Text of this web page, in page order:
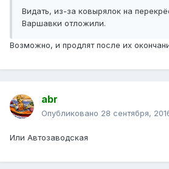
Видать, из-за ковырялок на
Варшавки отложили.
Возможно, и продлят после их
abr
Опубликовано 28 сентября,
Или Автозаводская